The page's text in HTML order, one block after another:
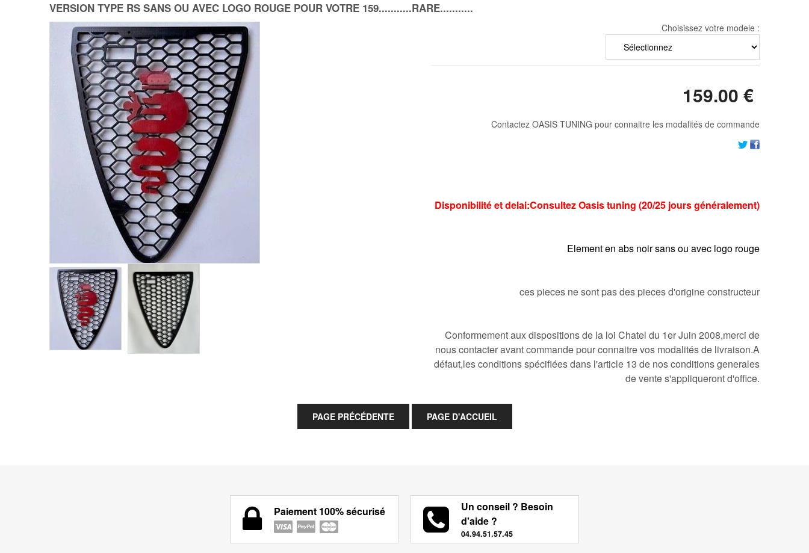
VERSION TYPE RS SANS OU AVEC LOGO ROUGE POUR VOTRE 159...........RARE...........
Choisissez votre modele :
159.00 €
Contactez OASIS TUNING pour connaitre les modalités de commande
Disponibilité et delai:Consultez Oasis tuning (20/25 jours généralement)
Element en abs noir sans ou avec logo rouge
ces pieces ne sont pas des pieces d'origine constructeur
Conformement aux dispositions de la loi Chatel du 1er Juin 2008,merci de
nous contacter avant commande pour connaitre vos modalités de livraison.A
défaut,les conditions spécifiées dans l'article 13 de nos conditions generales
de vente s'appliqueront d'office.
Paiement 100% sécurisé
Un conseil ? Besoin
d'aide ?
04.94.51.57.45